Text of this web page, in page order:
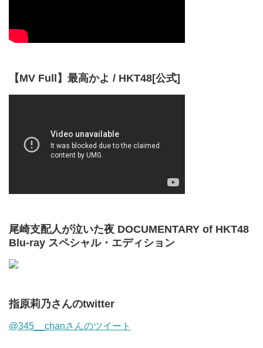
【MV Full】最高かよ / HKT48[公式]
尾崎支配人が泣いた夜 DOCUMENTARY of HKT48
Blu-ray スペシャル・エディション
指原莉乃さんのtwitter
@345__chanさんのツイート